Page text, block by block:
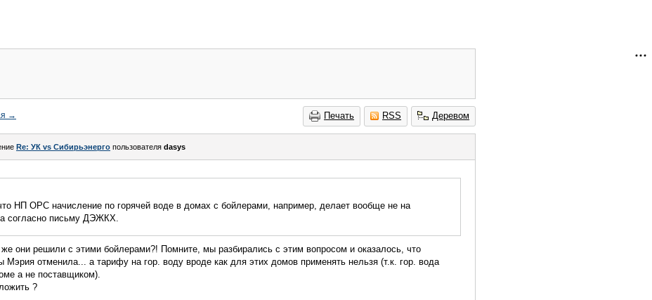
Печать RSS Деревом
→
Re: УК vs Сибирьэнерго пользователя dasys
НП ОРС начисление по горячей воде в домах с бойлерами, например, делает вообще не на
согласно письму ДЭЖКХ.
они решили с этими бойлерами?! Помните, мы разбирались с этим вопросом и оказалось, что
Мэрия отменила... а тарифу на гор. воду вроде как для этих домов применять нельзя (т.к. гор. вода
а не поставщиком).
?